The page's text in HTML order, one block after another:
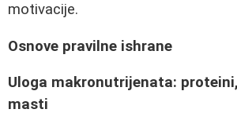
motivacije.
Osnove pravilne ishrane
Uloga makronutrijenata:
masti